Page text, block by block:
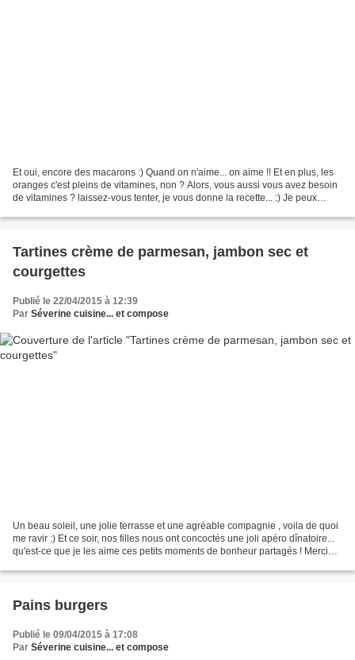
Et oui, encore des macarons :) Quand on n'aime... on aime !! Et en plus, les
oranges c'est pleins de vitamines, non ? Alors, vous aussi vous avez besoin
de vitamines ? laissez-vous tenter, je vous donne la recette... :) Je peux
Tartines crème de parmesan, jambon sec et
courgettes
Publié le 22/04/2015 à 12:39
Par Séverine cuisine... et compose
Un beau soleil, une jolie terrasse et une agréable compagnie , voila de quoi
me ravir :) Et ce soir, nos filles nous ont concoctés une joli apéro dînatoire...
qu'est-ce que je les aime ces petits moments de bonheur partagés ! Merci
Pains burgers
Publié le 09/04/2015 à 17:08
Par Séverine cuisine... et compose